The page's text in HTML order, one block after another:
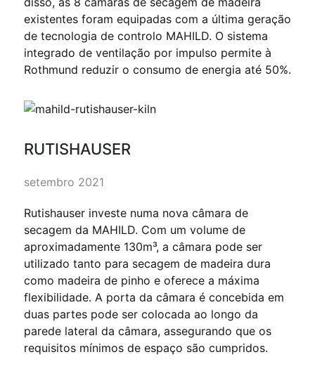
existentes foram equipadas com a última geração
de tecnologia de controlo MAHILD. O sistema
integrado de ventilação por impulso permite à
Rothmund reduzir o consumo de energia até 50%.
RUTISHAUSER
setembro 2021
Rutishauser investe numa nova câmara de
secagem da MAHILD. Com um volume de
aproximadamente 130m³, a câmara pode ser
utilizado tanto para secagem de madeira dura
como madeira de pinho e oferece a máxima
flexibilidade. A porta da câmara é concebida em
duas partes pode ser colocada ao longo da
parede lateral da câmara, assegurando que os
requisitos mínimos de espaço são cumpridos.